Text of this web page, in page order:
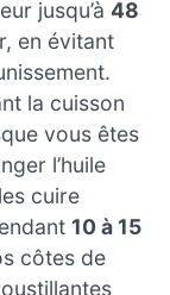
jusqu’à 48
en évitant
la cuisson
vous êtes
l’huile
cuire
10 à 15
côtes de